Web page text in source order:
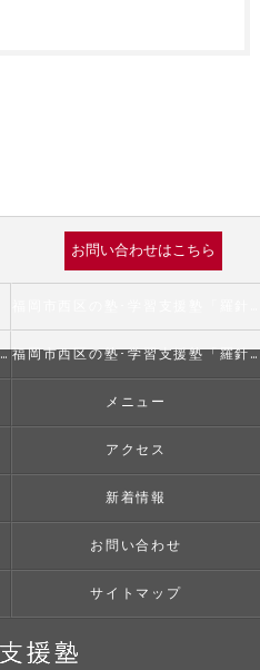
お問い合わせはこちら
福岡市西区の塾･学習支援塾「羅針盤」の評判 福岡市西区の塾･学習支援塾「羅針盤」のお客様の声
メニュー
アクセス
新着情報
お問い合わせ
サイトマップ